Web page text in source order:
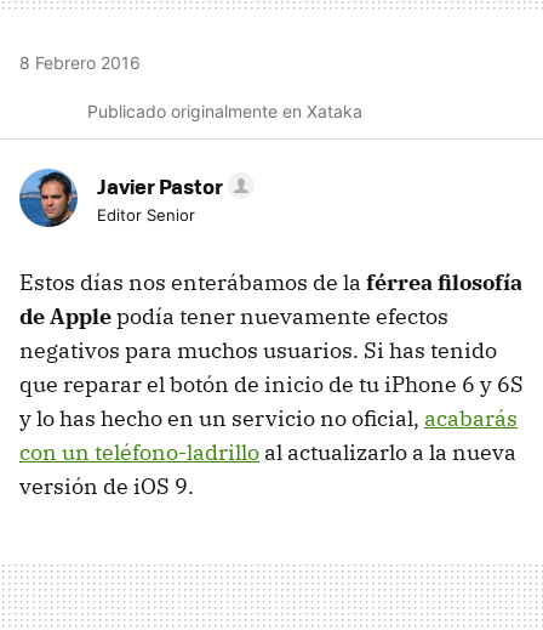
8 Febrero 2016
Publicado originalmente en Xataka
Javier Pastor
Editor Senior
Estos días nos enterábamos de la férrea filosofía
de Applepodía tener nuevamente efectos
negativos para muchos usuarios. Si has tenido
que reparar el botón de inicio de tu iPhone 6 y 6S
y lo has hecho en un servicio no oficial, acabarás
con un teléfono-ladrillo al actualizarlo a la nueva
versión de iOS 9.